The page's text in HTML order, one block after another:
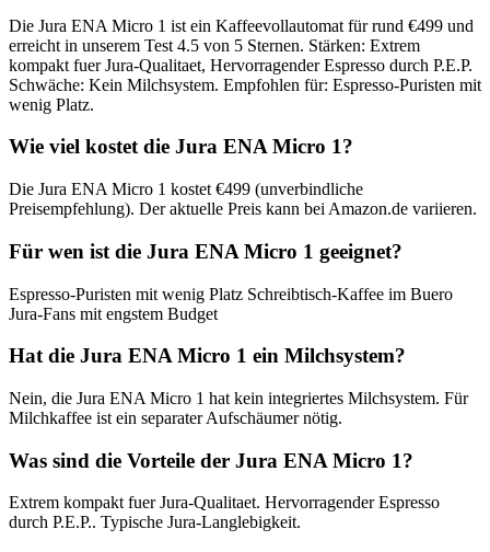
Die Jura ENA Micro 1 ist ein Kaffeevollautomat für rund €499 und
erreicht in unserem Test 4.5 von 5 Sternen. Stärken: Extrem
kompakt fuer Jura-Qualitaet, Hervorragender Espresso durch P.E.P.
Schwäche: Kein Milchsystem. Empfohlen für: Espresso-Puristen mit
wenig Platz.
Wie viel kostet die Jura ENA Micro 1?
Die Jura ENA Micro 1 kostet €499 (unverbindliche
Preisempfehlung). Der aktuelle Preis kann bei Amazon.de variieren.
Für wen ist die Jura ENA Micro 1 geeignet?
Espresso-Puristen mit wenig Platz Schreibtisch-Kaffee im Buero
Jura-Fans mit engstem Budget
Hat die Jura ENA Micro 1 ein Milchsystem?
Nein, die Jura ENA Micro 1 hat kein integriertes Milchsystem. Für
Milchkaffee ist ein separater Aufschäumer nötig.
Was sind die Vorteile der Jura ENA Micro 1?
Extrem kompakt fuer Jura-Qualitaet. Hervorragender Espresso
durch P.E.P.. Typische Jura-Langlebigkeit.